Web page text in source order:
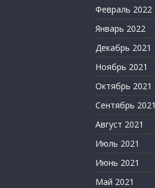
Февраль 2022
Январь 2022
Декабрь 2021
Ноябрь 2021
Октябрь 2021
Сентябрь 2021
Август 2021
Июль 2021
Июнь 2021
Май 2021